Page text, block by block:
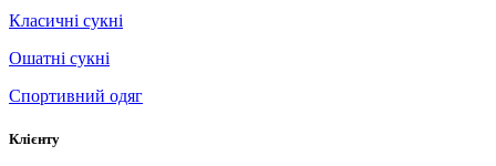
Класичні сукні
Ошатні сукні
Спортивний одяг
Клієнту